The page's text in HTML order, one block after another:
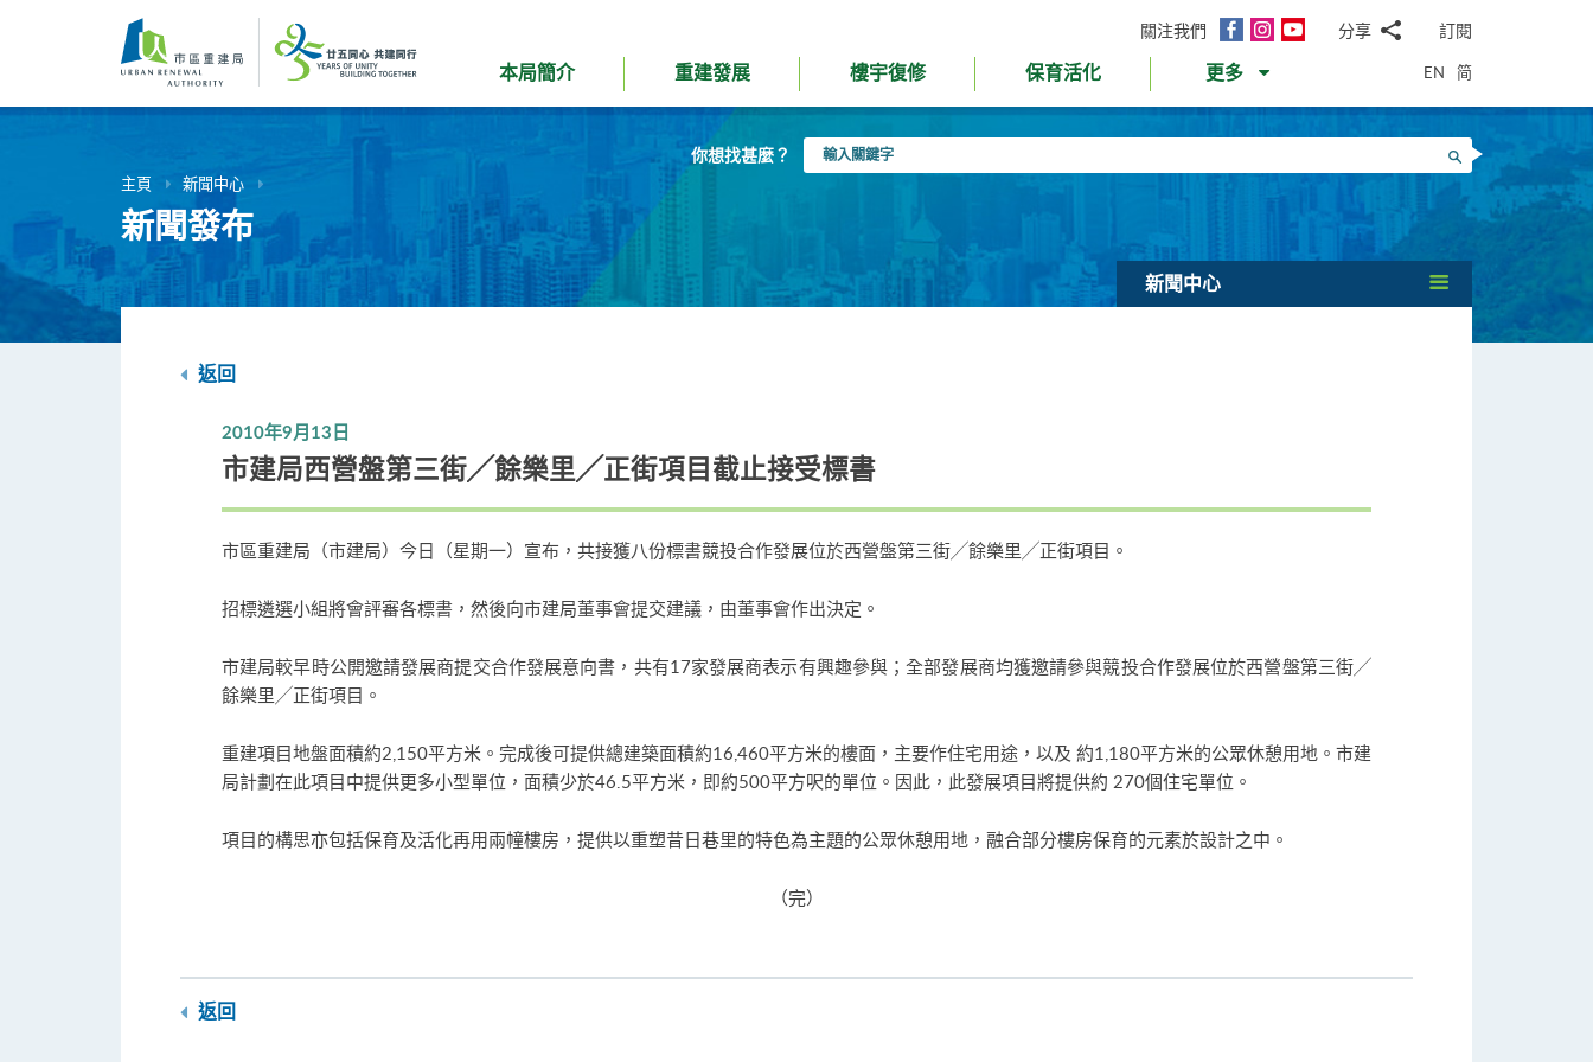
內
關注我們
面
InstagramYouTube分享
郵WhatsApp
微
信
面
書Twitter
LinkedIn
微
訂閱
本局簡介 重建發展 樓宇復修 保育活化 更多 EN 简
你想找甚麼？
入
搜尋
主頁 新聞中心
新聞發布
新聞中心
返回
2010年9月13日
市建局西營盤第三街╱餘樂里╱正街項目截止接受標書
市區重建局（市建局）今日（星期一）宣布，共接獲八份標書競投合作發展位於西營盤第三街╱餘樂里╱正街項目。
招標遴選小組將會評審各標書，然後向市建局董事會提交建議，由董事會作出決定。
市建局較早時公開邀請發展商提交合作發展意向書，共有17家發展商表示有興趣參與；全部發展商均獲邀請參與競投合作發展位於西營盤第三街╱
餘樂里╱正街項目。
重建項目地盤面積約2,150平方米。完成後可提供總建築面積約16,460平方米的樓面，主要作住宅用途，以及 約1,180平方米的公眾休憩用地。市建
局計劃在此項目中提供更多小型單位，面積少於46.5平方米，即約500平方呎的單位。因此，此發展項目將提供約 270個住宅單位。
項目的構思亦包括保育及活化再用兩幢樓房，提供以重塑昔日巷里的特色為主題的公眾休憩用地，融合部分樓房保育的元素於設計之中。
（完）
返回